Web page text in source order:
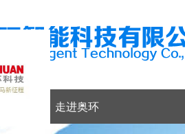
走进奥环